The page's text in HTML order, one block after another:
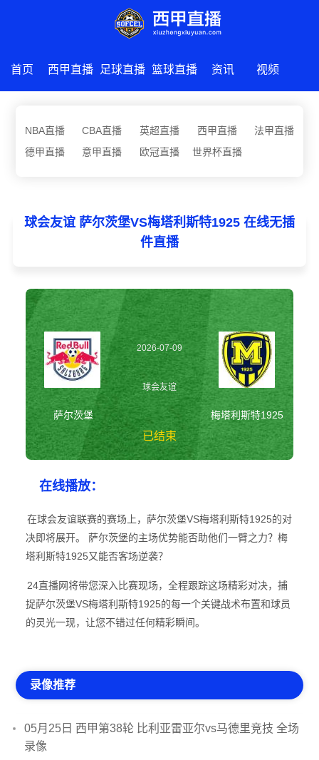
首页 西甲直播 足球直播 篮球直播 资讯 视频
NBA直播 CBA直播 英超直播 西甲直播
法甲直播
德甲直播
意甲直播 欧冠直播 世界杯直播
球会友谊 萨尔茨堡VS梅塔利斯特1925 在线无插
件直播
萨尔茨堡
2026-07-09
23:30:00
球会友谊
已结束
梅塔利斯特1925
在线播放：
在球会友谊联赛的赛场上，萨尔茨堡VS梅塔利斯特1925的对
决即将展开。 萨尔茨堡的主场优势能否助他们一臂之力？梅
塔利斯特1925又能否客场逆袭？
24直播网将带您深入比赛现场，全程跟踪这场精彩对决，捕
捉萨尔茨堡VS梅塔利斯特1925的每一个关键战术布置和球员
的灵光一现，让您不错过任何精彩瞬间。
录像推荐
05月25日 西甲第38轮 比利亚雷亚尔vs马德里竞技 全场
录像